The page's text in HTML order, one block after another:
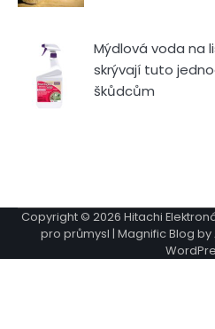
Mýdlová voda na
skrývají tuto
škůdcům
Copyright © 2026 Hitachi
pro průmysl | Magnific Blog by